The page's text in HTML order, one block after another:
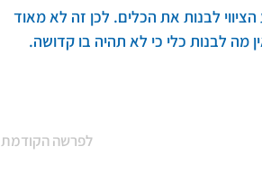
לבנות את הכלים. לכן זה לא מאוד
לבנות כלי כי לא תהיה בו קדושה.
לפרשה הקודמת